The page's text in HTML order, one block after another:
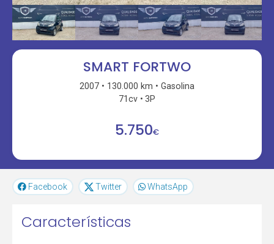
SMART FORTWO
2007 130.000 km
Gasolina
71cv
3P
5.750€
Facebook Twitter WhatsApp
Características